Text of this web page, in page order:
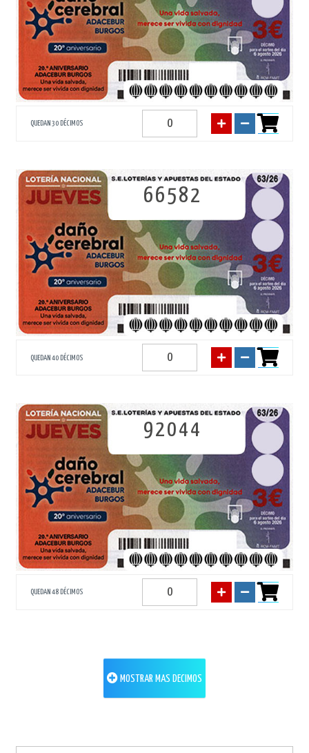
QUEDAN 30 DÉCIMOS
66582
QUEDAN 40 DÉCIMOS
92044
QUEDAN 48 DÉCIMOS
MOSTRAR MAS DECIMOS